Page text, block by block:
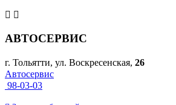
АВТОСЕРВИС
г. Тольятти, ул. Воскресенская, 26
Автосервис
98-03-03